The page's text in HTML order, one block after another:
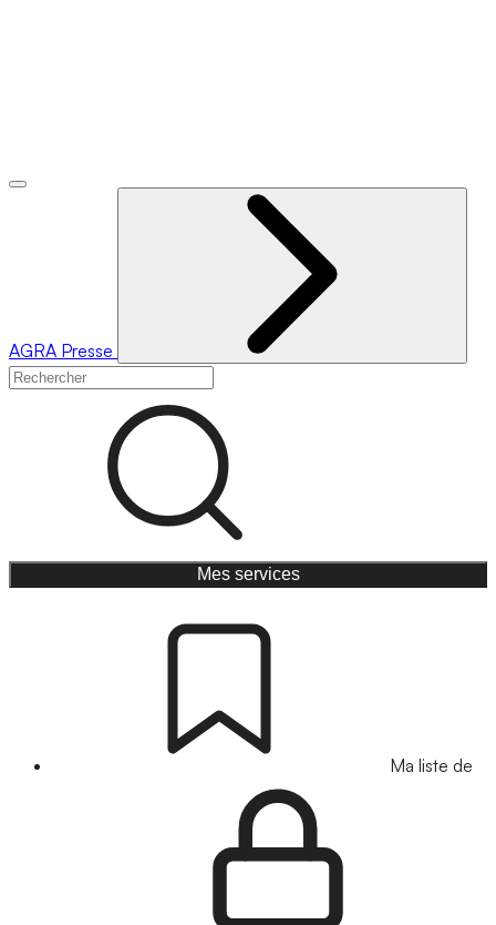
AGRA Presse
Mes services
Ma liste de